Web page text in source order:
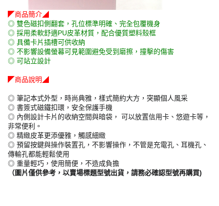
◤商品簡介◢
◎ 雙色磁扣側翻套，孔位標準明確、完全包覆機身
◎ 採用柔軟舒適PU皮革材質，配合優質塑料殼框
◎ 具備卡片插槽可供收納
◎ 不影響設備螢幕可見範圍避免受到磨擦，撞擊的傷害
◎ 可站立設計
◤商品說明◢
◎ 筆記本式外型，時尚典雅，樣式簡約大方，突顯個人風采
◎ 書簽式磁鐵扣環，安全保護手機
◎ 內側設計卡片的收納空間與暗袋， 可以放置信用卡、悠遊卡等，
非常便利。
◎ 精緻皮革更添優雅，觸感細緻
◎ 預留按鍵與操作裝置孔，不影響操作，不管是充電孔、耳機孔、
傳輸孔都能輕鬆使用
◎ 重量輕巧，使用簡便，不造成負擔
（圖片僅供參考，以賣場標題型號出貨，請務必確認型號再購買)